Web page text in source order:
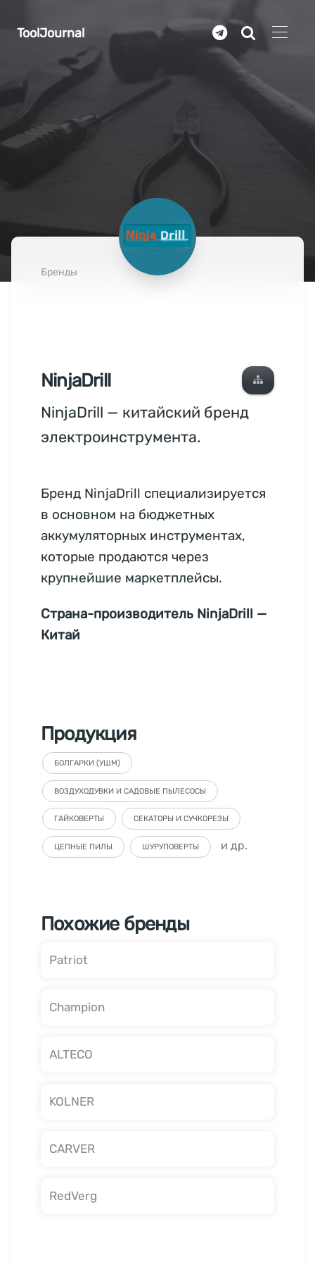
ToolJournal
Бренды
NinjaDrill
NinjaDrill — китайский бренд
электроинструмента.
Бренд NinjaDrill специализируется
в основном на бюджетных
аккумуляторных инструментах,
которые продаются через
крупнейшие маркетплейсы.
Страна-производитель NinjaDrill —
Китай
Продукция
БОЛГАРКИ (УШМ)
ВОЗДУХОДУВКИ И САДОВЫЕ ПЫЛЕСОСЫ
ГАЙКОВЕРТЫ СЕКАТОРЫ И СУЧКОРЕЗЫ
ЦЕПНЫЕ ПИЛЫ ШУРУПОВЕРТЫ и др.
Похожие бренды
Patriot
Champion
ALTECO
KOLNER
CARVER
RedVerg